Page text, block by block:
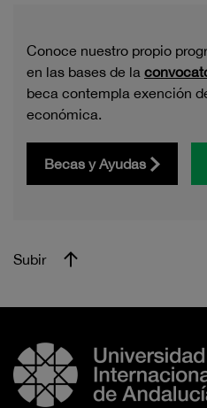
Conoce nuestro propio
en las bases de la
beca contempla exención
económica.
Becas y Ayudas
Subir